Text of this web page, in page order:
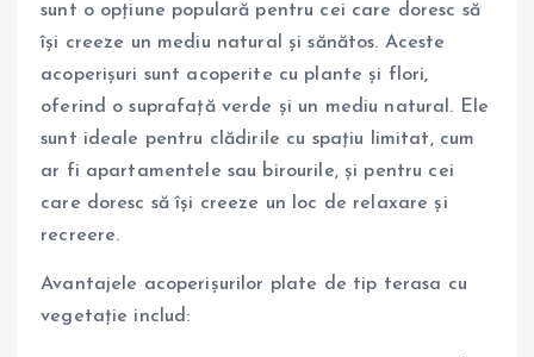
sunt o opțiune populară pentru cei care doresc să
își creeze un mediu natural și sănătos. Aceste
acoperișuri sunt acoperite cu plante și flori,
oferind o suprafață verde și un mediu natural. Ele
sunt ideale pentru clădirile cu spațiu limitat, cum
ar fi apartamentele sau birourile, și pentru cei
care doresc să își creeze un loc de relaxare și
recreere.
Avantajele acoperișurilor plate de tip terasa cu
vegetație includ: